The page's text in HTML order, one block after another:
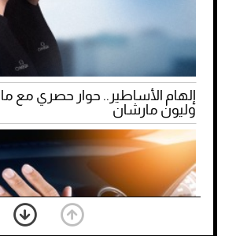
إلهام الأساطير.. حوار حصري مع
وليون مارشان